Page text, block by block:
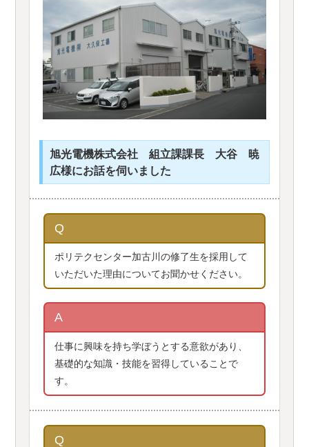
旭光電機株式会社 組立課課長 大谷 暁
広様にお話を伺いました
Q
ポリテクセンター加古川の修了生を採用して
いただいた理由についてお聞かせください。
A
仕事に興味を持ち学ぼうとする意欲があり、
基礎的な知識・技能を習得していることで
す。
Q